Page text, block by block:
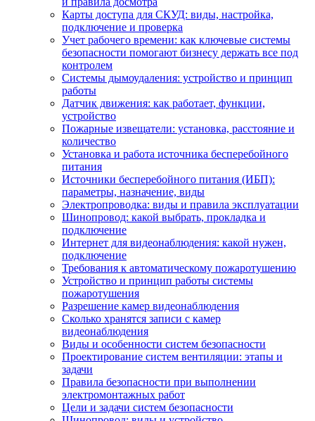
Карты доступа для СКУД: виды, настройка,
подключение и проверка
Учет рабочего времени: как ключевые системы
безопасности помогают бизнесу держать все под
контролем
Системы дымоудаления: устройство и принцип
работы
Датчик движения: как работает, функции,
устройство
Пожарные извещатели: установка, расстояние и
количество
Установка и работа источника бесперебойного
питания
Источники бесперебойного питания (ИБП):
параметры, назначение, виды
Электропроводка: виды и правила эксплуатации
Шинопровод: какой выбрать, прокладка и
подключение
Интернет для видеонаблюдения: какой нужен,
подключение
Требования к автоматическому пожаротушению
Устройство и принцип работы системы
пожаротушения
Разрешение камер видеонаблюдения
Сколько хранятся записи с камер
видеонаблюдения
Виды и особенности систем безопасности
Проектирование систем вентиляции: этапы и
задачи
Правила безопасности при выполнении
электромонтажных работ
Цели и задачи систем безопасности